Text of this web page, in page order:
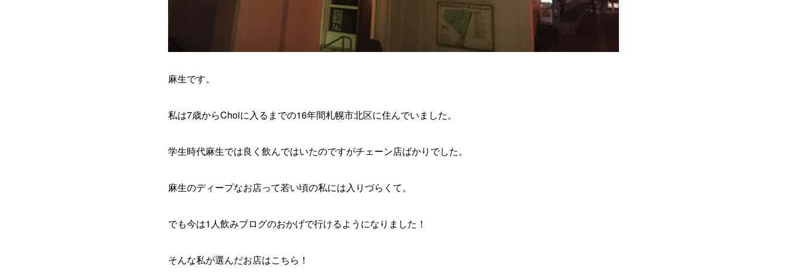
麻生です。
私は7歳からChoiに入るまでの16年間札幌市北区に住んでいました。
学生時代麻生では良く飲んではいたのですがチェーン店ばかりでした。
麻生のディープなお店って若い頃の私には入りづらくて。
でも今は1人飲みブログのおかげで行けるようになりました！
そんな私が選んだお店はこちら！